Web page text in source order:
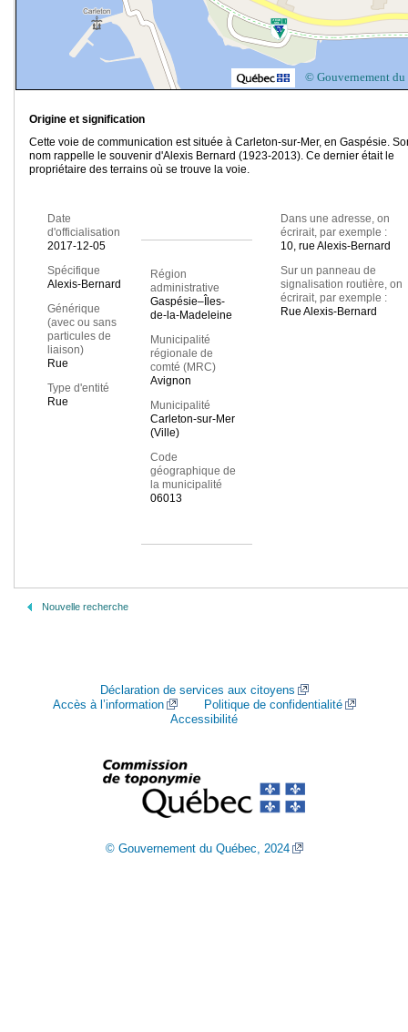
© Gouvernement du
Origine et signification
Cette voie de communication est située à Carleton-sur-Mer, en Gaspésie.
nom rappelle le souvenir d'Alexis Bernard (1923-2013). Ce dernier était le
propriétaire des terrains où se trouve la voie.
Date
d'officialisation
2017-12-05
Spécifique
Alexis-Bernard
Générique
(avec ou sans
particules de
liaison)
Rue
Type d'entité
Rue
Région
administrative
Gaspésie–Îles-
de-la-Madeleine
Municipalité
régionale de
comté (MRC)
Avignon
Municipalité
Carleton-sur-Mer
(Ville)
Code
géographique de
la municipalité
06013
Dans une adresse, on
écrirait, par exemple :
10, rue Alexis-Bernard
Sur un panneau de
signalisation routière, on
écrirait, par exemple :
Rue Alexis-Bernard
Nouvelle recherche
Déclaration de services aux citoyens
Accès à l’information
Politique de confidentialité
Accessibilité
© Gouvernement du Québec, 2024